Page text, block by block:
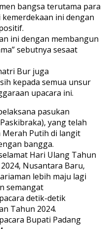
bangsa terutama para
ini dengan
ini dengan membangun
sebutnya sesaat
Bur juga
kepada semua unsur
upacara ini.
pasukan
yang telah
Putih di langit
bangga.
Hari Ulang Tahun
Nusantara Baru,
lebih maju lagi
semangat
detik-detik
Tahun 2024.
Bupati Padang